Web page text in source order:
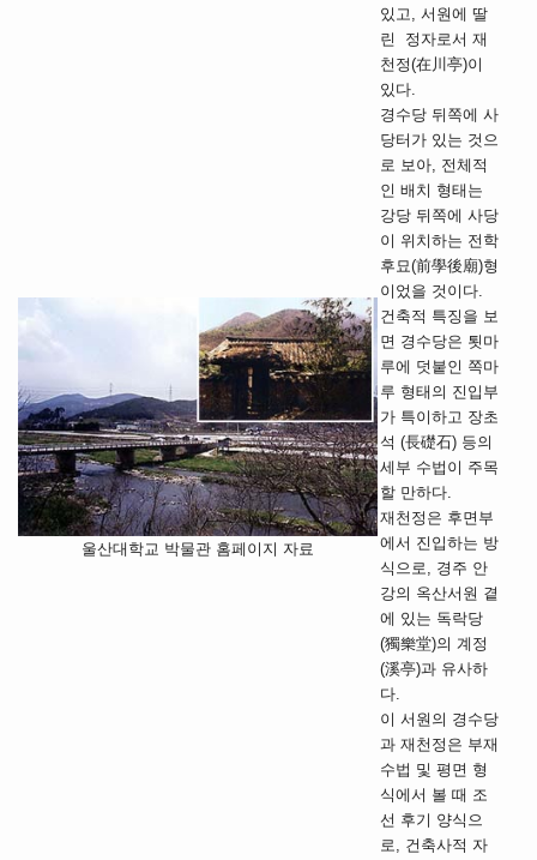
울산대학교 박물관 홈페이지 자료
있고, 서원에 딸
린 정자로서 재
천정(在川亭)이
있다.
경수당 뒤쪽에 사
당터가 있는 것으
로 보아, 전체적
인 배치 형태는
강당 뒤쪽에 사당
이 위치하는 전학
후묘(前學後廟)형
이었을 것이다.
건축적 특징을 보
면 경수당은 툇마
루에 덧붙인 쪽마
루 형태의 진입부
가 특이하고 장초
석 (長礎石) 등의
세부 수법이 주목
할 만하다.
재천정은 후면부
에서 진입하는 방
식으로, 경주 안
강의 옥산서원 곁
에 있는 독락당
(獨樂堂)의 계정
(溪亭)과 유사하
다.
이 서원의 경수당
과 재천정은 부재
수법 및 평면 형
식에서 볼 때 조
선 후기 양식으
로, 건축사적 자